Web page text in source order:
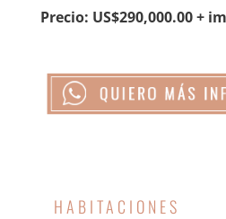
Precio: US$290,000.00 +
HABITACIONES